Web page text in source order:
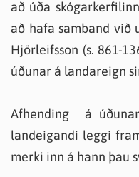
að úða
að hafa samband við
Hjörleifsson (s. 861-
úðunar á landareign
Afhending á
landeigandi leggi
merki inn á hann þau